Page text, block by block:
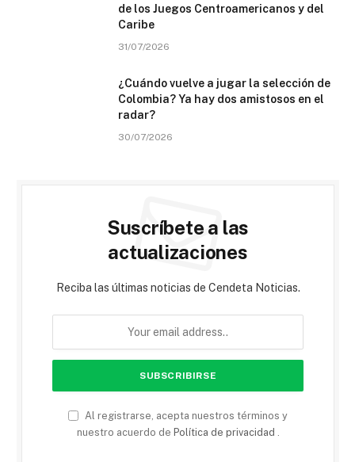
de los Juegos Centroamericanos y del
Caribe
31/07/2026
¿Cuándo vuelve a jugar la selección de
Colombia? Ya hay dos amistosos en el
radar?
30/07/2026
Suscríbete a las
actualizaciones
Reciba las últimas noticias de Cendeta Noticias.
Al registrarse, acepta nuestros términos y
nuestro acuerdo de Política de privacidad